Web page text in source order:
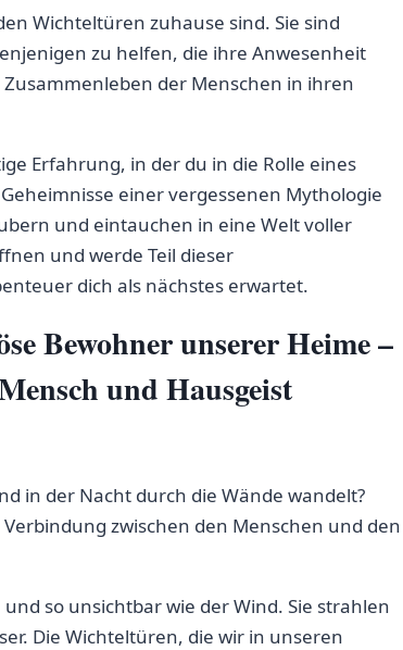
Wichteltüren zuhause sind. Sie sind
zu helfen, die ihre Anwesenheit
der Menschen in ihren
Erfahrung, ⁢in ​der⁤ du in die⁣ Rolle eines
einer ⁤vergessenen Mythologie
und eintauchen in eine Welt voller
und werde⁢ Teil dieser
dich als nächstes⁣ erwartet.
Bewohner unserer Heime –
und Hausgeist
in der Nacht durch die Wände wandelt?
zwischen den Menschen und den
so unsichtbar wie der Wind. Sie strahlen
Die Wichteltüren, die wir in ⁤unseren